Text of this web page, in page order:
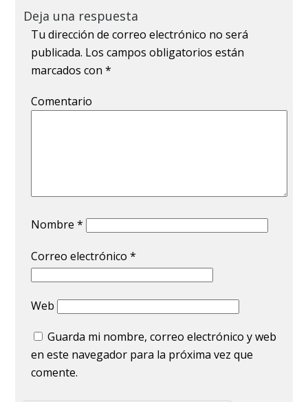
Deja una respuesta
Tu dirección de correo electrónico no será
publicada. Los campos obligatorios están
marcados con*
Comentario
Nombre*
Correo electrónico*
Web
Guarda mi nombre, correo electrónico y web
en este navegador para la próxima vez que
comente.